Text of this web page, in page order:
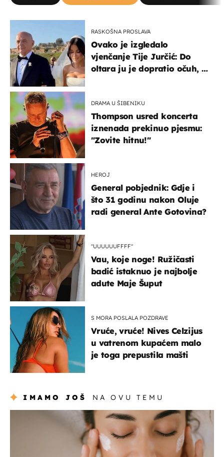
RASKOŠNA PROSLAVA
Ovako je izgledalo
vjenčanje Tije Jurčić: Do
oltara ju je dopratio očuh, a
DRAMA U ŠIBENIKU
Thompson usred koncerta
iznenada prekinuo pjesmu:
"Zovite hitnu!"
HEROJ
General pobjednik: Gdje i
što 31 godinu nakon Oluje
radi general Ante Gotovina?
"UUUUUUFFFF"
Vau, koje noge! Ružičasti
badić istaknuo je najbolje
adute Maje Šuput
S MORA POSLALA POZDRAVE
Vruće, vruće! Nives Celzijus
u vatrenom kupaćem malo
je toga prepustila mašti
IMAMO JOŠ NA OVU TEMU
moda & ljepota